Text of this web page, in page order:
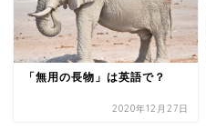
「無用の長物」は英語で？
2020年12月27日